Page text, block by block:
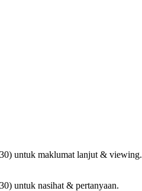
untuk maklumat lanjut & viewing.
untuk nasihat & pertanyaan.